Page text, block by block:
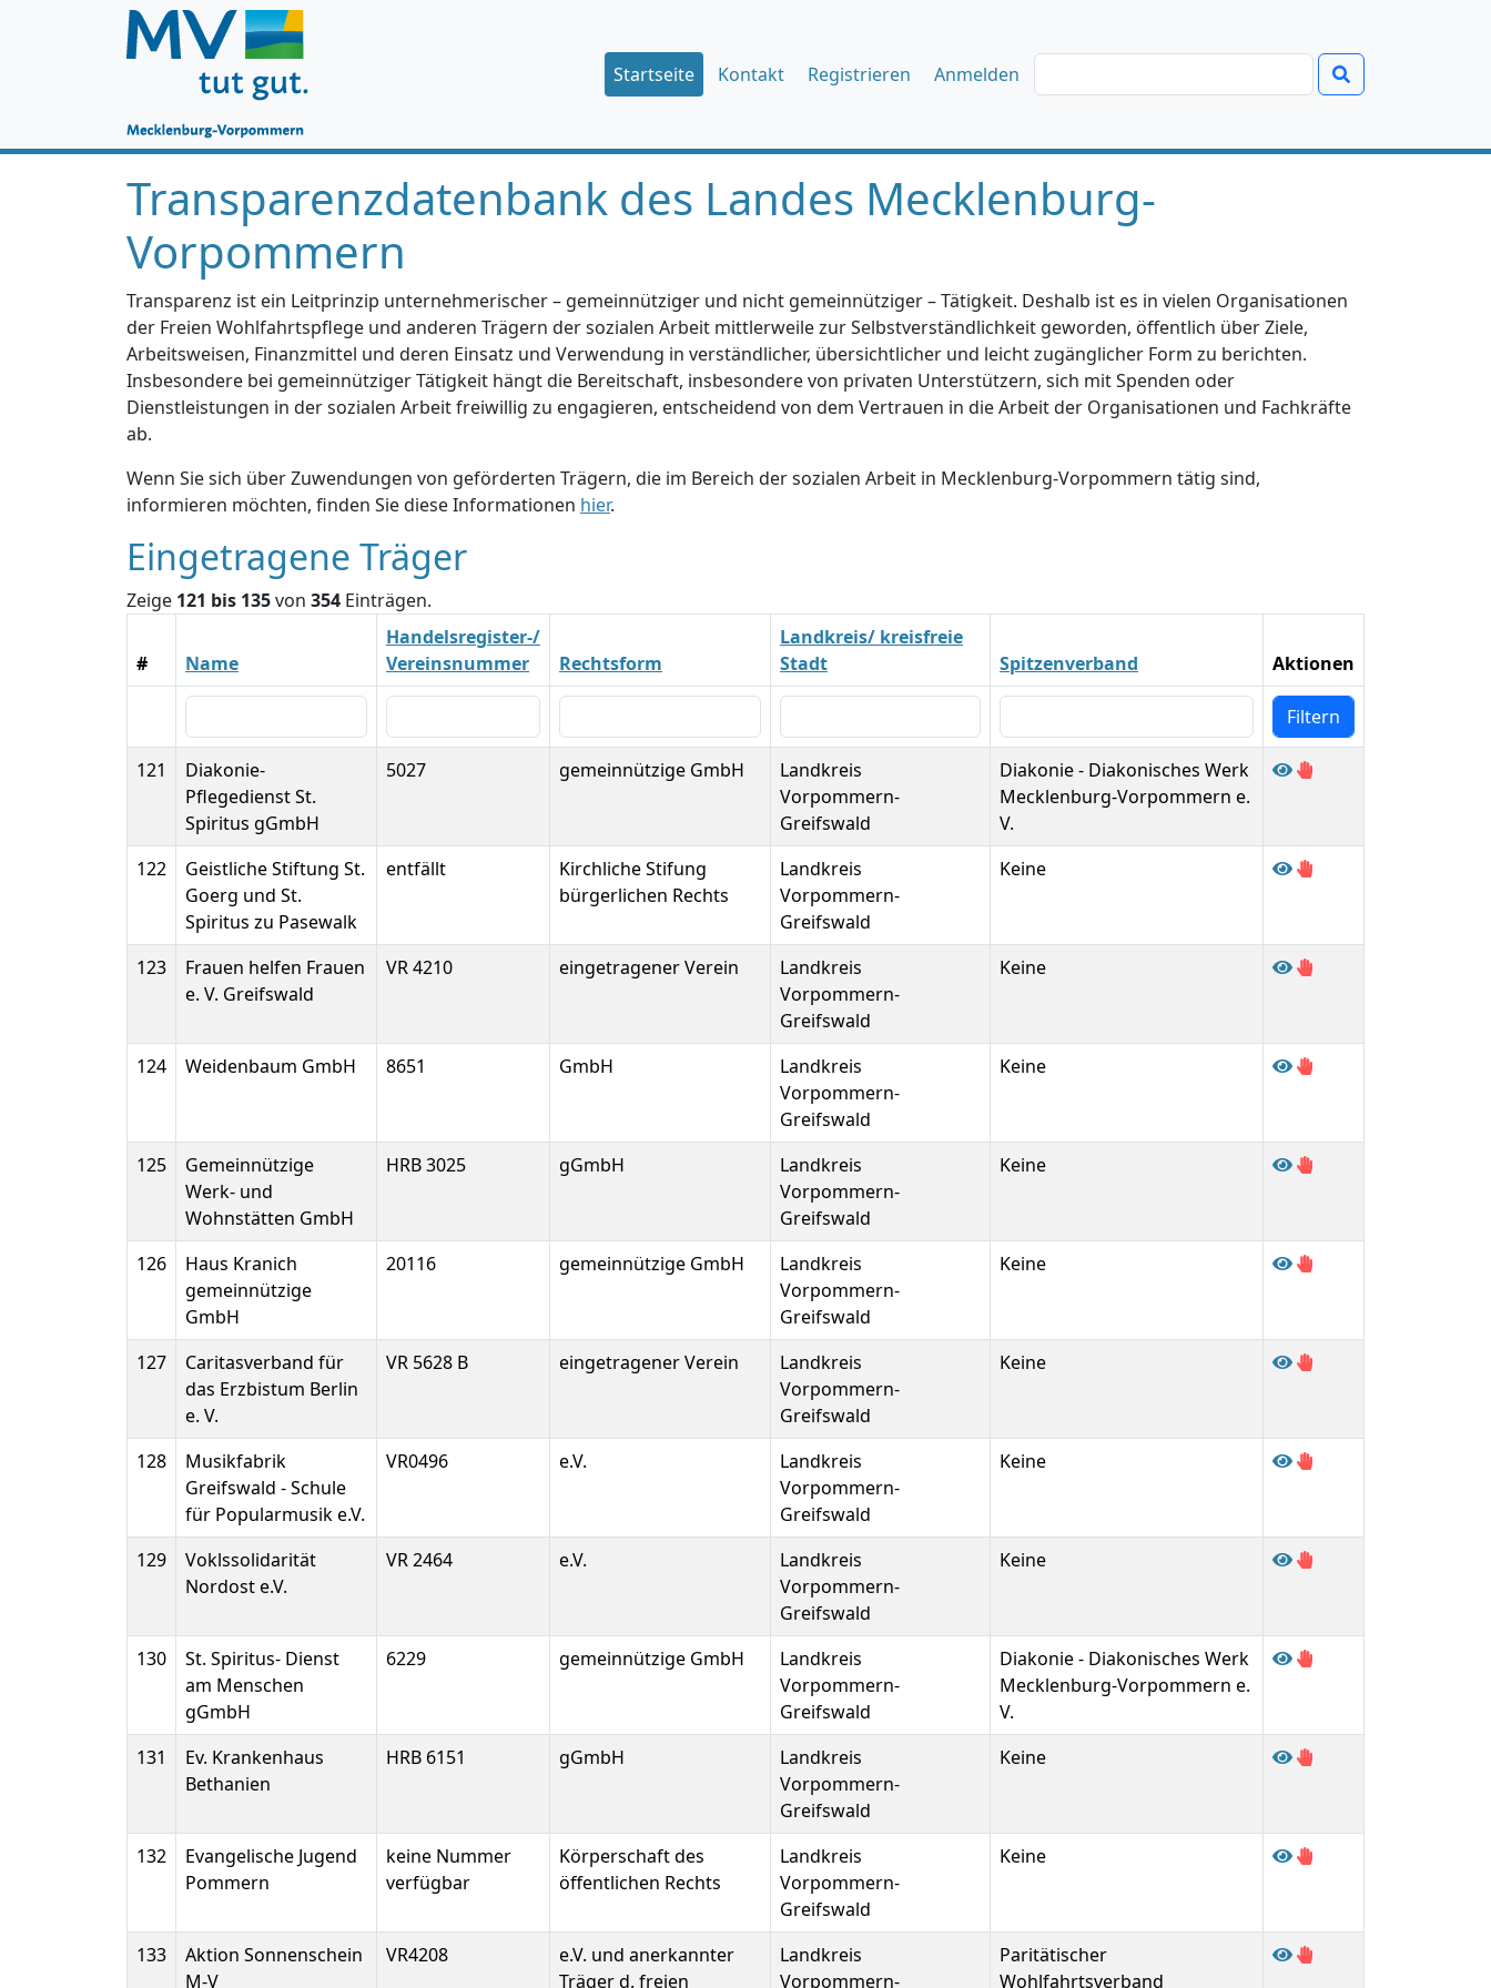
Startseite Kontakt Registrieren Anmelden
Transparenzdatenbank des Landes Mecklenburg-
Vorpommern
Transparenz ist ein Leitprinzip unternehmerischer – gemeinnütziger und nicht gemeinnütziger – Tätigkeit. Deshalb ist es in vielen Organisationen
der Freien Wohlfahrtspflege und anderen Trägern der sozialen Arbeit mittlerweile zur Selbstverständlichkeit geworden, öffentlich über Ziele,
Arbeitsweisen, Finanzmittel und deren Einsatz und Verwendung in verständlicher, übersichtlicher und leicht zugänglicher Form zu berichten.
Insbesondere bei gemeinnütziger Tätigkeit hängt die Bereitschaft, insbesondere von privaten Unterstützern, sich mit Spenden oder
Dienstleistungen in der sozialen Arbeit freiwillig zu engagieren, entscheidend von dem Vertrauen in die Arbeit der Organisationen und Fachkräfte
ab.
Wenn Sie sich über Zuwendungen von geförderten Trägern, die im Bereich der sozialen Arbeit in Mecklenburg-Vorpommern tätig sind,
informieren möchten, finden Sie diese Informationen hier.
Eingetragene Träger
Zeige 121 bis 135von 354 Einträgen.
# Name
Handelsregister-/
Vereinsnummer
Rechtsform
Landkreis/ kreisfreie
Stadt
Spitzenverband Aktionen
121
Diakonie-
Pflegedienst St.
Spiritus gGmbH
5027 gemeinnützige GmbH
Landkreis
Vorpommern-
Greifswald
Diakonie - Diakonisches Werk
Mecklenburg-Vorpommern e.
V.
122
Geistliche Stiftung St.
Goerg und St.
Spiritus zu Pasewalk
entfällt
Kirchliche Stifung
bürgerlichen Rechts
Landkreis
Vorpommern-
Greifswald
Keine
123
Frauen helfen Frauen
e. V. Greifswald
VR 4210 eingetragener Verein
Landkreis
Vorpommern-
Greifswald
Keine
124 Weidenbaum GmbH 8651 GmbH
Landkreis
Vorpommern-
Greifswald
Keine
125
Gemeinnützige
Werk- und
Wohnstätten GmbH
HRB 3025 gGmbH
Landkreis
Vorpommern-
Greifswald
Keine
126
Haus Kranich
gemeinnützige
GmbH
20116 gemeinnützige GmbH
Landkreis
Vorpommern-
Greifswald
Keine
127
Caritasverband für
das Erzbistum Berlin
e. V.
VR 5628 B eingetragener Verein
Landkreis
Vorpommern-
Greifswald
Keine
128
Musikfabrik
Greifswald - Schule
für Popularmusik e.V.
VR0496 e.V.
Landkreis
Vorpommern-
Greifswald
Keine
129
Voklssolidarität
Nordost e.V.
VR 2464 e.V.
Landkreis
Vorpommern-
Greifswald
Keine
130
St. Spiritus- Dienst
am Menschen
gGmbH
6229 gemeinnützige GmbH
Landkreis
Vorpommern-
Greifswald
Diakonie - Diakonisches Werk
Mecklenburg-Vorpommern e.
V.
131
Ev. Krankenhaus
Bethanien
HRB 6151 gGmbH
Landkreis
Vorpommern-
Greifswald
Keine
132
Evangelische Jugend
Pommern
keine Nummer
verfügbar
Körperschaft des
öffentlichen Rechts
Landkreis
Vorpommern-
Greifswald
Keine
133
Aktion Sonnenschein
M-V
VR4208
e.V. und anerkannter
Träger d. freien
Landkreis
Vorpommern-
Paritätischer
Wohlfahrtsverband